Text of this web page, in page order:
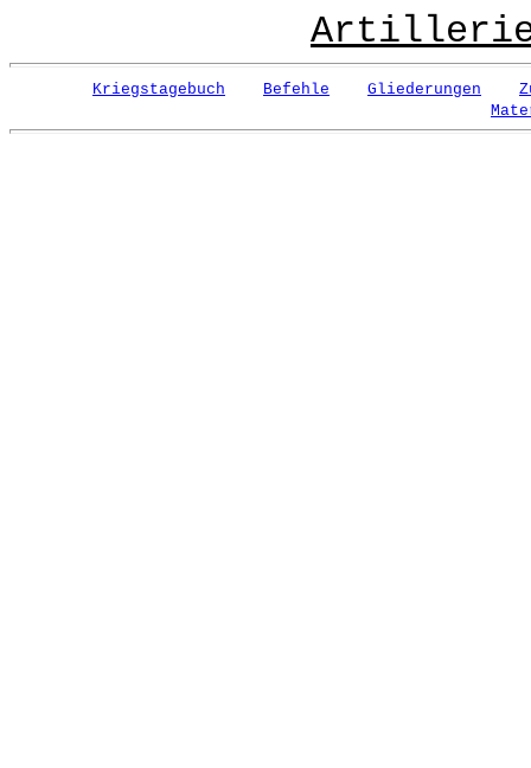
Kriegstagebuch Befehle Gliederungen